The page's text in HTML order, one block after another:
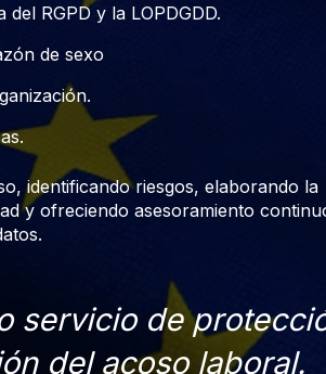
RGPD y la LOPDGDD.
de sexo
identificando riesgos, elaborando la
y ofreciendo asesoramiento
servicio de
del acoso laboral.